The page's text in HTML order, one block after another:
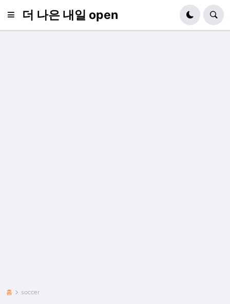
더 나은 내일 open
홈 soccer